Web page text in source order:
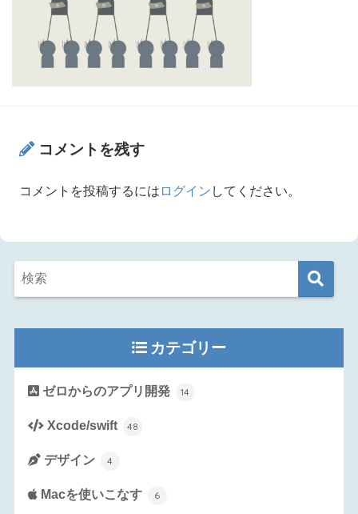
コメントを残す
コメントを投稿するには ログイン してください。
カテゴリー
ゼロからのアプリ開発 14
Xcode/swift 48
デザイン 4
Macを使いこなす 6